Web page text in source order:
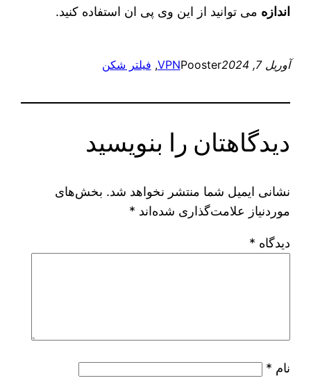
اندازه می توانید از این وی پی ان استفاده کنید.
آوریل 7, 2024 Pooster
VPN
, فیلتر شکن
دیدگاهتان را بنویسید
نشانی ایمیل شما منتشر نخواهد شد. بخش‌های
موردنیاز علامت‌گذاری شده‌اند *
دیدگاه *
نام *